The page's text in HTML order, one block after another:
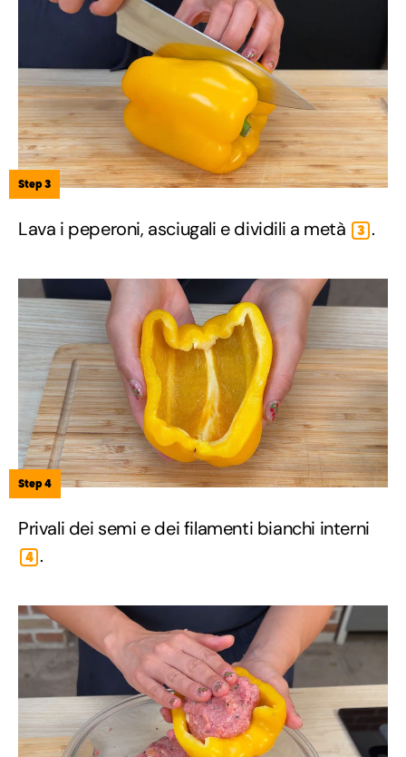
Step 3
Lava i peperoni, asciugali e dividili a metà 3 .
Step 4
Privali dei semi e dei filamenti bianchi interni
4 .